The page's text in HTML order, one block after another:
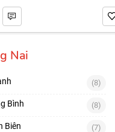
Nai
(8)
Bình (8)
Biên (7)